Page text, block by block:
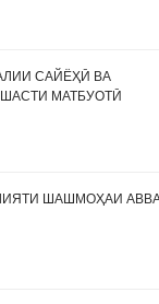
САЙЁҲӢ ВА
МАТБУОТӢ
ШАШМОҲАИ